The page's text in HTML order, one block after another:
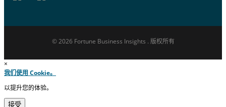
© 2026 Fortune Business Insights . 版权所有
×
我们使用 Cookie。
以提升您的体验。
接受